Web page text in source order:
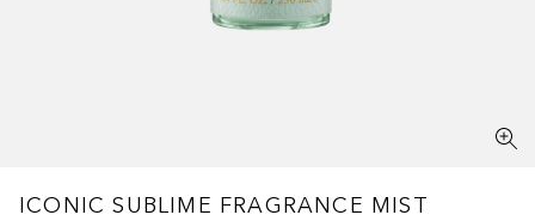
ICONIC SUBLIME FRAGRANCE MIST